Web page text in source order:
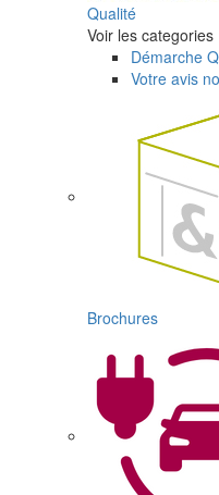
Qualité
Voir les categories
Démarche
Votre avis
Brochures